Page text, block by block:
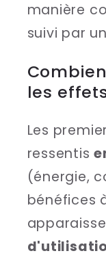
manière
suivi par
les
Les
ressentis
(énergie,
bénéfices